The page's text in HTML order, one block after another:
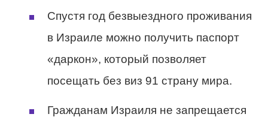
Спустя год безвыездного проживания
в Израиле можно получить паспорт
«даркон», который позволяет
посещать без виз 91 страну мира.
Гражданам Израиля не запрещается